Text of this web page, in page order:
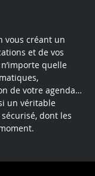
vous créant un
et de vos
quelle
de votre agenda…
un véritable
dont les